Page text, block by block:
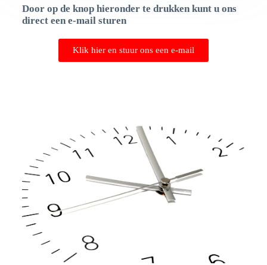
Door op de knop hieronder te drukken kunt u ons
direct een e-mail sturen
Klik hier en stuur ons een e-mail